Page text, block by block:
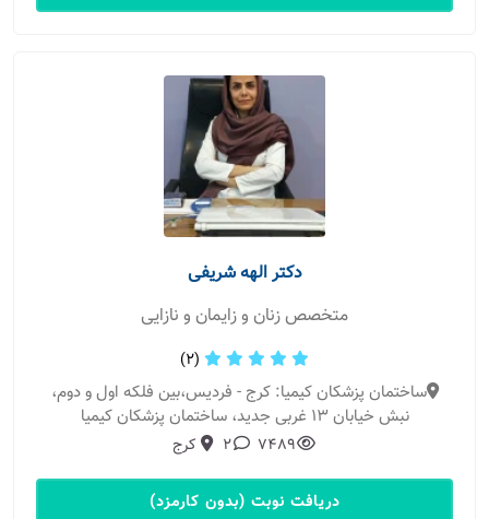
دکتر الهه شریفی
متخصص زنان و زایمان و نازایی
(2)
ساختمان پزشکان کیمیا: کرج - فردیس،بین فلکه اول و دوم،
نبش خیابان 13 غربی جدید، ساختمان پزشکان کیمیا
7489
2 کرج
دریافت نوبت (بدون کارمزد)